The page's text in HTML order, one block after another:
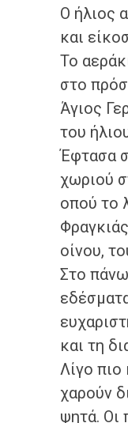
Ο ήλιος
και
Το
στο
Άγιος
του
Έφτασα
χωριού
οπού το
οίνου,
Στο
και τη
Λίγο πιο
χαρούν
ψητά. Οι